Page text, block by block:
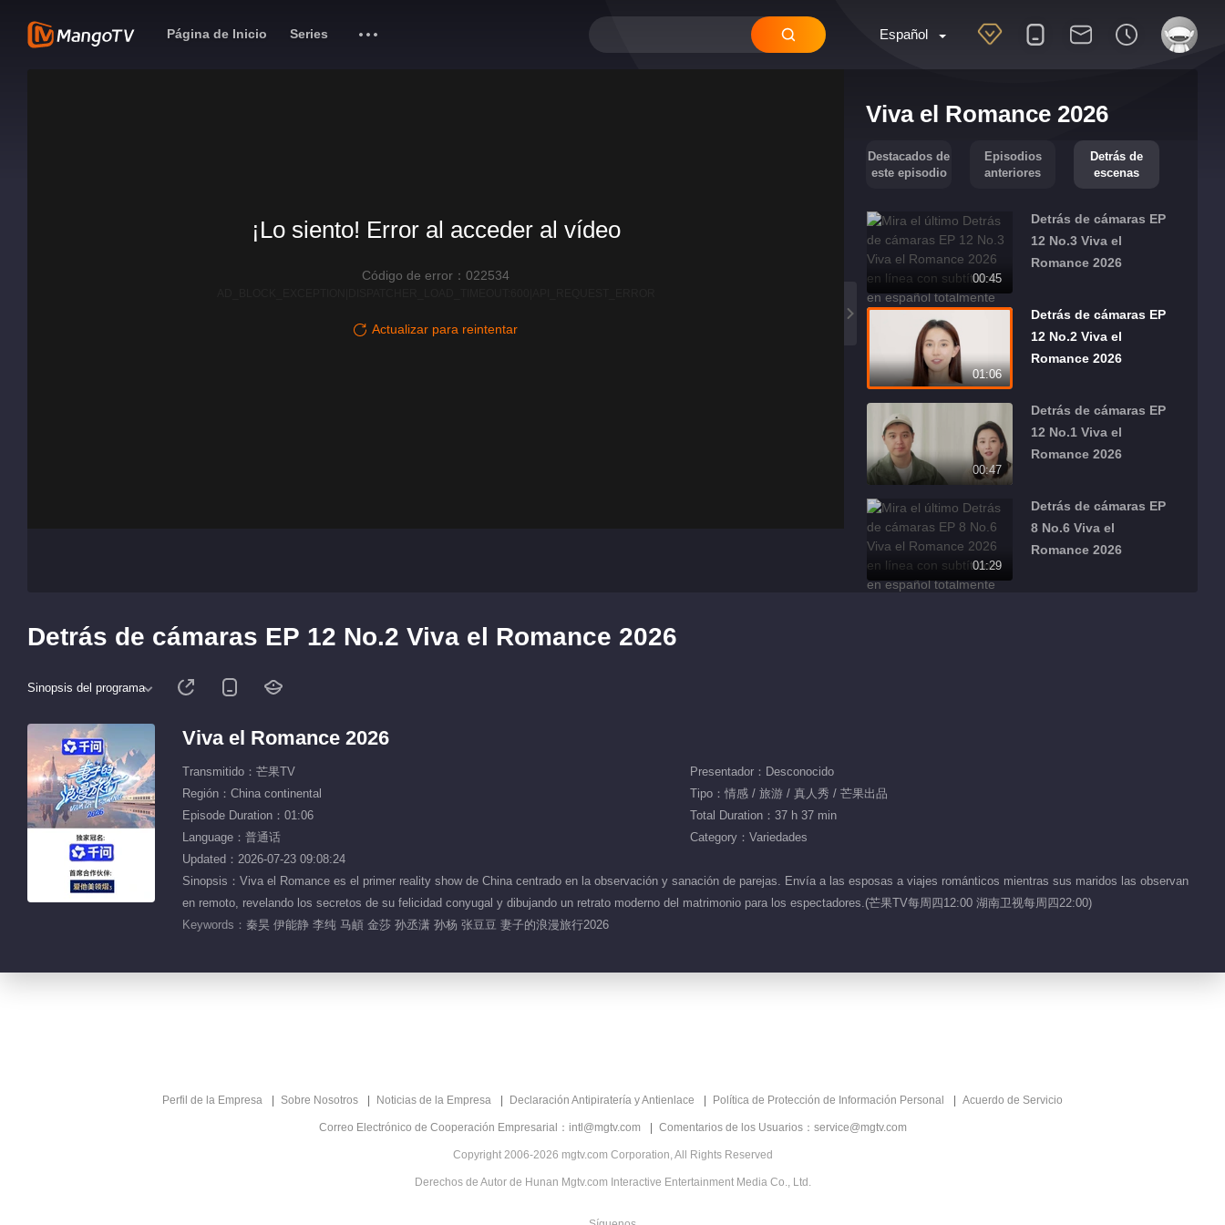
Español
Página de Inicio Series
Viva el Romance 2026
Destacados de
este episodio
Episodios
anteriores
Detrás de
escenas
00:45
Detrás de cámaras EP
12 No.3 Viva el
Romance 2026
01:06
Detrás de cámaras EP
12 No.2 Viva el
Romance 2026
00:47
Detrás de cámaras EP
12 No.1 Viva el
Romance 2026
01:29
Detrás de cámaras EP
8 No.6 Viva el
Romance 2026
Detrás de cámaras EP
8 No.2 Viva el
1 No.17 Viva el
¡Lo siento! Error al acceder al vídeo
Código de error：022534
Actualizar para reintentar
Detrás de cámaras EP 12 No.2 Viva el Romance 2026
Sinopsis del programa
Viva el Romance 2026
Transmitido：芒果TV
Presentador：Desconocido
Región：China continental
Tipo：情感 / 旅游 / 真人秀 / 芒果出品
Episode Duration：01:06
Total Duration：37 h 37 min
Language：普通话
Category：Variedades
Updated：2026-07-23 09:08:24
Sinopsis：Viva el Romance es el primer reality show de China centrado en la observación y sanación de parejas. Envía a las esposas a viajes románticos mientras sus maridos las observan
en remoto, revelando los secretos de su felicidad conyugal y dibujando un retrato moderno del matrimonio para los espectadores.(芒果TV每周四12:00 湖南卫视每周四22:00)
Keywords： 秦昊 伊能静 李纯 马頔 金莎 孙丞潇 孙杨 张豆豆 妻子的浪漫旅行2026
Perfil de la Empresa Sobre Nosotros Noticias de la Empresa Declaración Antipiratería y Antienlace Política de Protección de Información Personal Acuerdo de Servicio
Correo Electrónico de Cooperación Empresarial：intl@mgtv.com Comentarios de los Usuarios：service@mgtv.com
Copyright 2006-2026 mgtv.com Corporation, All Rights Reserved
Derechos de Autor de Hunan Mgtv.com Interactive Entertainment Media Co., Ltd.